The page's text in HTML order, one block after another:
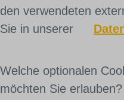
den verwendeten
Sie in unserer
Welche optionalen
möchten Sie erlauben?